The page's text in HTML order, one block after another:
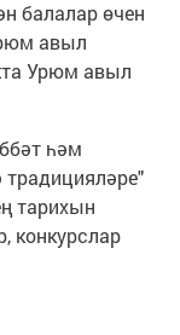
балалар өчен
авыл
Урюм авыл
һәм
тарихын
конкурслар